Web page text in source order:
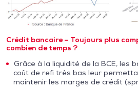
Crédit bancaire – Toujours plus
combien de temps ?
Grâce à la liquidité de la BCE, les
coût de refi très bas leur
maintenir les marges de crédit